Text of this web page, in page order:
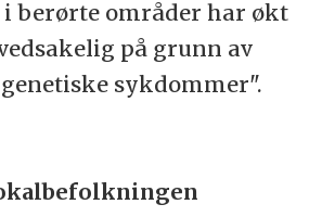
i berørte områder har økt
på grunn av
sykdommer".